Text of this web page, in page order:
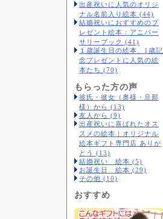
出産祝いに人気のオリジ
ナル名前入り絵本 (44)
結婚祝いにおすすめのプ
レゼント絵本：アニバー
サリーブック (41)
１歳誕生日の絵本、1歳記
念プレゼントに人気の絵
本たち (70)
もらった方の声
彼氏・彼女（奥様・旦那
様）から (13)
友人から (9)
出産祝いに喜ばれたオス
スメの絵本｜オリジナル
絵本ギフト専門店 ありが
とう (13)
結婚祝い 絵本 (5)
お誕生日 絵本 (29)
その他 (10)
おすすめ